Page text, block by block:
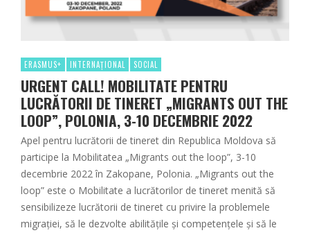
ERASMUS+ INTERNAȚIONAL SOCIAL
URGENT CALL! MOBILITATE PENTRU
LUCRĂTORII DE TINERET „MIGRANTS OUT THE
LOOP”, POLONIA, 3-10 DECEMBRIE 2022
Apel pentru lucrătorii de tineret din Republica Moldova să
participe la Mobilitatea „Migrants out the loop”, 3-10
decembrie 2022 în Zakopane, Polonia. „Migrants out the
loop” este o Mobilitate a lucrătorilor de tineret menită să
sensibilizeze lucrătorii de tineret cu privire la problemele
migrației, să le dezvolte abilitățile și competențele și să le